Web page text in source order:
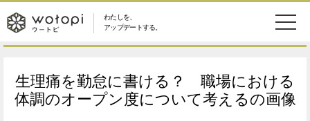
わたしを、
アップデートする。
wotopi
-
ウ
ニ
美容・コスメ 妊娠・出産
生理痛を勤怠に書ける？ 職場における
体調のオープン度について考えるの画像